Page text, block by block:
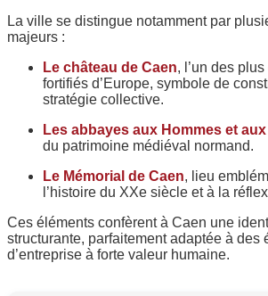
La ville se distingue notamment par
majeurs :
Le château de Caen, l’un des
fortifiés d’Europe, symbole de
stratégie collective.
Les abbayes aux Hommes et
du patrimoine médiéval normand.
Le Mémorial de Caen, lieu
l’histoire du XXe siècle et à la
Ces éléments confèrent à Caen une
structurante, parfaitement adaptée à des
d’entreprise à forte valeur humaine.